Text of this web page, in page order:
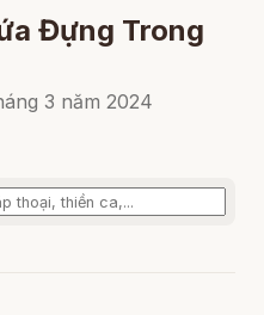
Đựng Trong
3 năm 2024